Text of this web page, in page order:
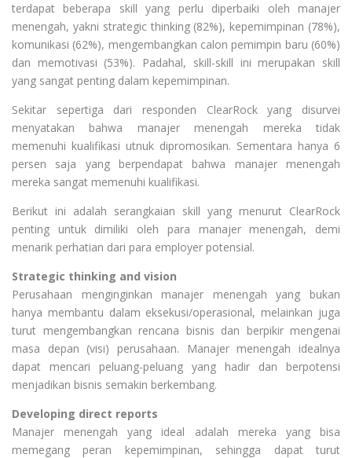
terdapat beberapa skill yang perlu diperbaiki oleh manajer
menengah, yakni strategic thinking (82%), kepemimpinan (78%),
komunikasi (62%), mengembangkan calon pemimpin baru (60%)
dan memotivasi (53%). Padahal, skill-skill ini merupakan skill
yang sangat penting dalam kepemimpinan.
Sekitar sepertiga dari responden ClearRock yang disurvei
menyatakan bahwa manajer menengah mereka tidak
memenuhi kualifikasi utnuk dipromosikan. Sementara hanya 6
persen saja yang berpendapat bahwa manajer menengah
mereka sangat memenuhi kualifikasi.
Berikut ini adalah serangkaian skill yang menurut ClearRock
penting untuk dimiliki oleh para manajer menengah, demi
menarik perhatian dari para employer potensial.
Strategic thinking and vision
Perusahaan menginginkan manajer menengah yang bukan
hanya membantu dalam eksekusi/operasional, melainkan juga
turut mengembangkan rencana bisnis dan berpikir mengenai
masa depan (visi) perusahaan. Manajer menengah idealnya
dapat mencari peluang-peluang yang hadir dan berpotensi
menjadikan bisnis semakin berkembang.
Developing direct reports
Manajer menengah yang ideal adalah mereka yang bisa
memegang peran kepemimpinan, sehingga dapat turut